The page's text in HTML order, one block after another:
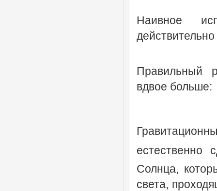
Наивное
действительно
Правильный
вдвое больше:
естественно
Солнца,
света,